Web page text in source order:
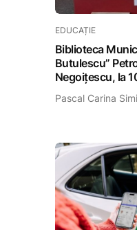
EDUCAȚIE
Biblioteca
Butulescu”
Negoițescu, la
Pascal Carina